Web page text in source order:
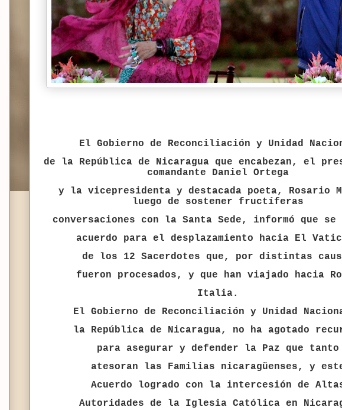
El Gobierno de Reconciliación y Unidad
de la República de Nicaragua que encabezan, el
comandante Daniel Ortega
y la vicepresidenta y destacada poeta, Rosario
luego de sostener fructíferas
conversaciones con la Santa Sede, informó que se
acuerdo para el desplazamiento hacia El
de los 12 Sacerdotes que, por distintas
fueron procesados, y que han viajado hacia
Italia.
El Gobierno de Reconciliación y Unidad
la República de Nicaragua, no ha agotado
para asegurar y defender la Paz que tanto
atesoran las Familias nicaragüenses, y
Acuerdo logrado con la intercesión de
Autoridades de la Iglesia Católica en